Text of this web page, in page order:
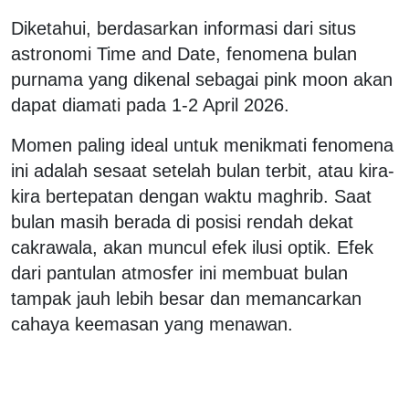
Diketahui, berdasarkan informasi dari situs
astronomi Time and Date, fenomena bulan
purnama yang dikenal sebagai pink moon akan
dapat diamati pada 1-2 April 2026.
Momen paling ideal untuk menikmati fenomena
ini adalah sesaat setelah bulan terbit, atau kira-
kira bertepatan dengan waktu maghrib. Saat
bulan masih berada di posisi rendah dekat
cakrawala, akan muncul efek ilusi optik. Efek
dari pantulan atmosfer ini membuat bulan
tampak jauh lebih besar dan memancarkan
cahaya keemasan yang menawan.